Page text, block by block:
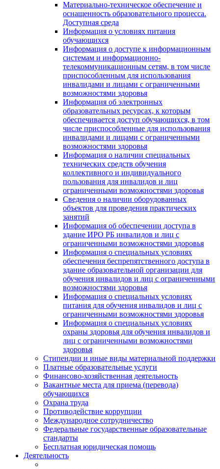
Материально-техническое обеспечение и
оснащенность образовательного процесса.
Доступная среда
Информация о условиях питания
обучающихся
Информация о доступе к информационным
системам и информационно-
телекоммуникационным сетям, в том числе
приспособленным для использования
инвалидами и лицами с ограниченными
возможностями здоровья
Информация об электронных
образовательных ресурсах, к которым
обеспечивается доступ обучающихся, в том
числе приспособленные для использования
инвалидами и лицами с ограниченными
возможностями здоровья
Информация о наличии специальных
технических средств обучения
коллективного и индивидуального
пользования для инвалидов и лиц
ограниченными возможностями здоровья
Сведения о наличии оборудованных
объектов для проведения практических
занятий
Информация об обеспечении доступа в
здание ИРО РБ инвалидов и лиц с
ограниченными возможностями здоровья
Информация о специальных условиях
обеспечения беспрепятственного доступа в
здание образовательной организации для
обучения инвалидов и лиц с ограниченными
возможностями здоровья
Информация о специальных условиях
питания для обучения инвалидов и лиц с
ограниченными возможностями здоровья
Информация о специальных условиях
охраны здоровья для обучения инвалидов и
лиц с ограниченными возможностями
здоровья
Стипендии и иные виды материальной поддержки
Платные образовательные услуги
Финансово-хозяйственная деятельность
Вакантные места для приема (перевода)
обучающихся
Охрана труда
Противодействие коррупции
Международное сотрудничество
Федеральные государственные образовательные
стандарты
Бесплатная юридическая помощь
Деятельность